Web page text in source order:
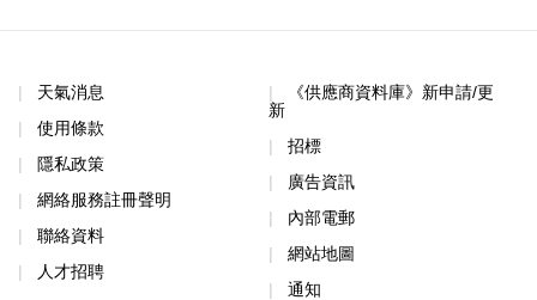
天氣消息
使用條款
隱私政策
網絡服務註冊聲明
聯絡資料
人才招聘
《供應商資料庫》新申請/更
新
招標
廣告資訊
內部電郵
網站地圖
通知